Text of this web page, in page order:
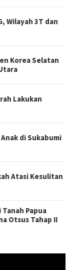
Wilayah 3T dan
Korea Selatan
Lakukan
di Sukabumi
Atasi Kesulitan
Papua
Otsus Tahap II